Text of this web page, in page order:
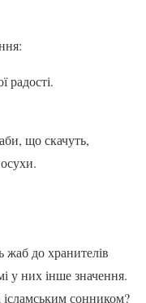
радості.
що скачуть,
до хранителів
у них інше значення.
сонником?